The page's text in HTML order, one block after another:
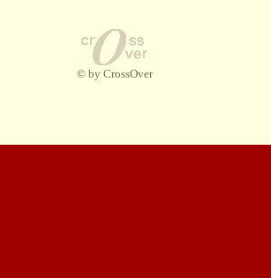
© by CrossOver